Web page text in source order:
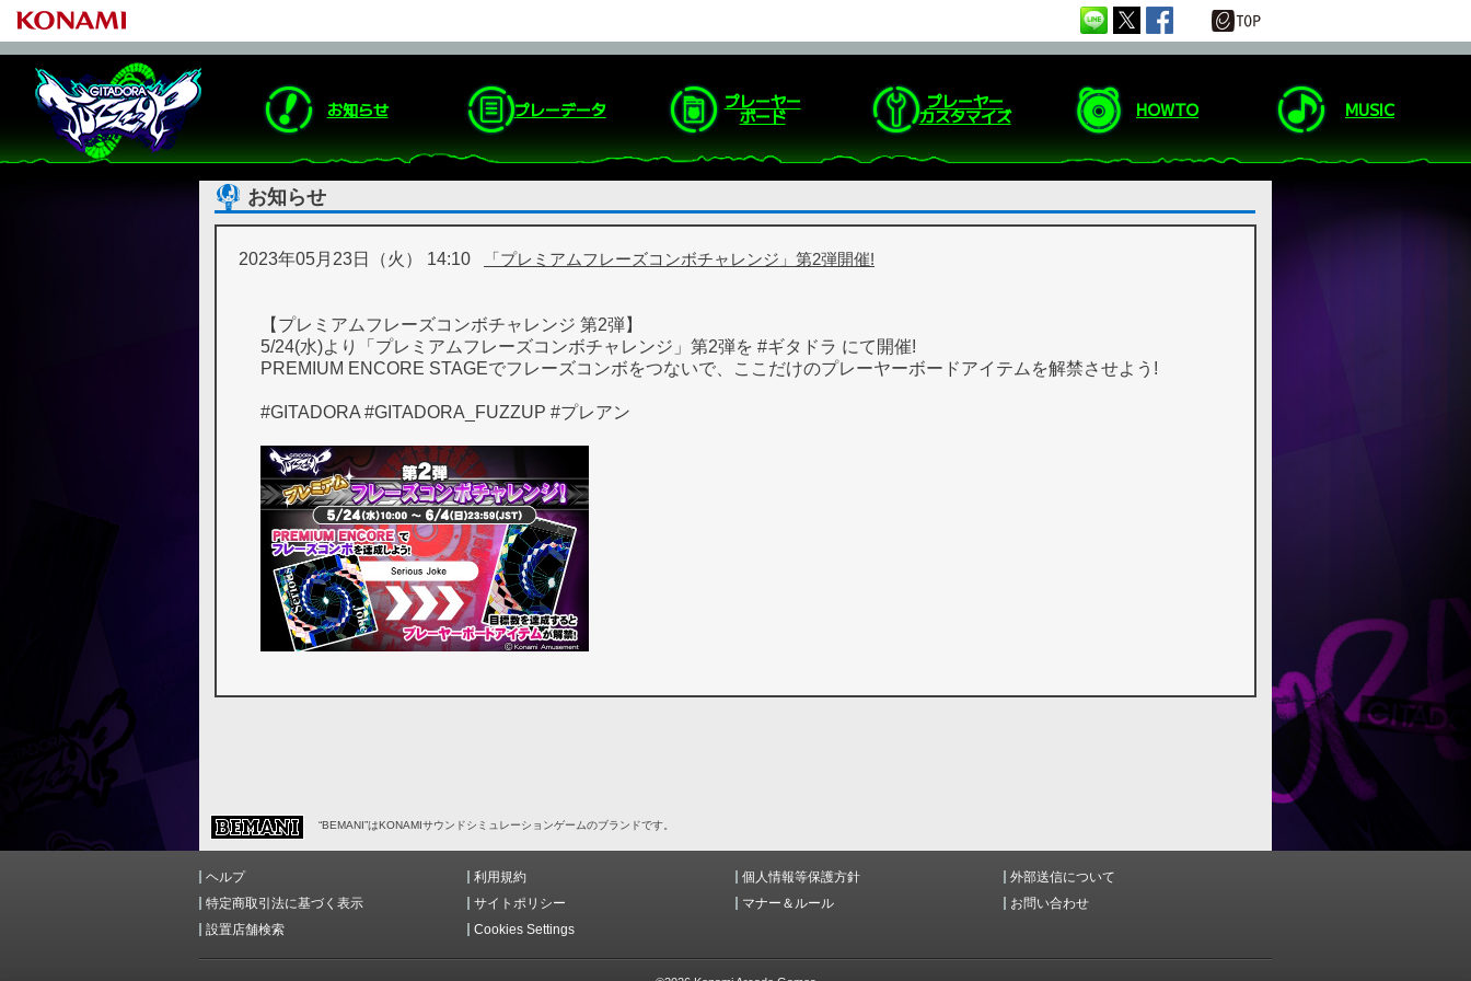
お知らせ プレーデータ プレーヤー
ボード
プレーヤー
カスタマイズ HOWTO MUSIC
お知らせ
2023年05月23日（火） 14:10 「プレミアムフレーズコンボチャレンジ」第2弾開催!
【プレミアムフレーズコンボチャレンジ 第2弾】
5/24(水)より「プレミアムフレーズコンボチャレンジ」第2弾を #ギタドラ にて開催!
PREMIUM ENCORE STAGEでフレーズコンボをつないで、ここだけのプレーヤーボードアイテムを解禁させよう!
#GITADORA #GITADORA_FUZZUP #プレアン
“BEMANI”はKONAMIサウンドシミュレーションゲームのブランドです。
ヘルプ 利用規約 個人情報等保護方針
外部送信について
特定商取引法に基づく表示
サイトポリシー マナー＆ルール
お問い合わせ
設置店舗検索
Cookies Settings